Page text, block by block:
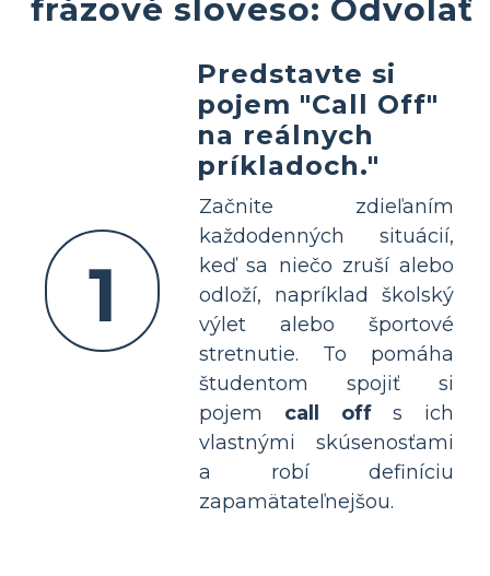
frázové sloveso: Odvolať
1
Predstavte si
pojem "Call Off"
na reálnych
príkladoch."
Začnite zdieľaním
každodenných situácií,
keď sa niečo zruší alebo
odloží, napríklad školský
výlet alebo športové
stretnutie. To pomáha
študentom spojiť si
pojem call offs ich
vlastnými skúsenosťami
a robí definíciu
zapamätateľnejšou.